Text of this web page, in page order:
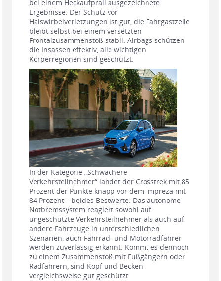
bei einem Heckaufprall ausgezeichnete
Ergebnisse. Der Schutz vor
Halswirbelverletzungen ist gut, die Fahrgastzelle
bleibt selbst bei einem versetzten
Frontalzusammenstoß stabil. Airbags schützen
die Insassen effektiv, alle wichtigen
Körperregionen sind geschützt.
In der Kategorie „Schwächere
Verkehrsteilnehmer“ landet der Crosstrek mit 85
Prozent der Punkte knapp vor dem Impreza mit
84 Prozent – beides Bestwerte. Das autonome
Notbremssystem reagiert sowohl auf
ungeschützte Verkehrsteilnehmer als auch auf
andere Fahrzeuge in unterschiedlichen
Szenarien, auch Fahrrad- und Motorradfahrer
werden zuverlässig erkannt. Kommt es dennoch
zu einem Zusammenstoß mit Fußgängern oder
Radfahrern, sind Kopf und Becken
vergleichsweise gut geschützt.